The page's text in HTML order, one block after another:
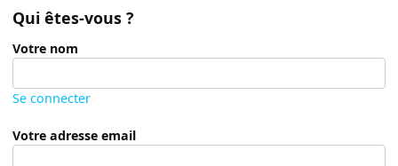
Qui êtes-vous ?
Votre nom
Se connecter
Votre adresse email